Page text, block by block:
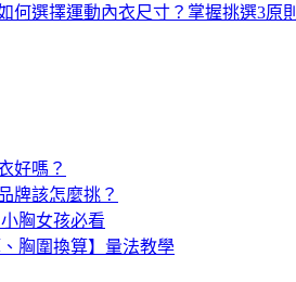
何選擇運動內衣尺寸？掌握挑選3原則
好嗎？
牌該怎麼挑？
胸女孩必看
胸圍換算】量法教學